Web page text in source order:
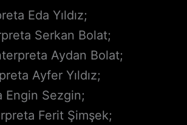
Eda Yıldız;
Serkan Bolat;
Aydan Bolat;
Ayfer Yıldız;
Engin Sezgin;
Ferit Şimşek;